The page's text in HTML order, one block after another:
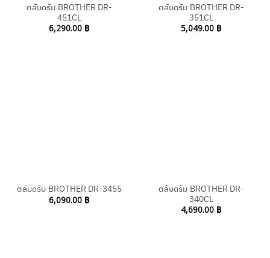
ตลับดรัม BROTHER DR-
451CL
6,290.00 ฿
ตลับดรัม BROTHER DR-
351CL
5,049.00 ฿
ตลับดรัม BROTHER DR-3455
6,090.00 ฿
ตลับดรัม BROTHER DR-
340CL
4,690.00 ฿